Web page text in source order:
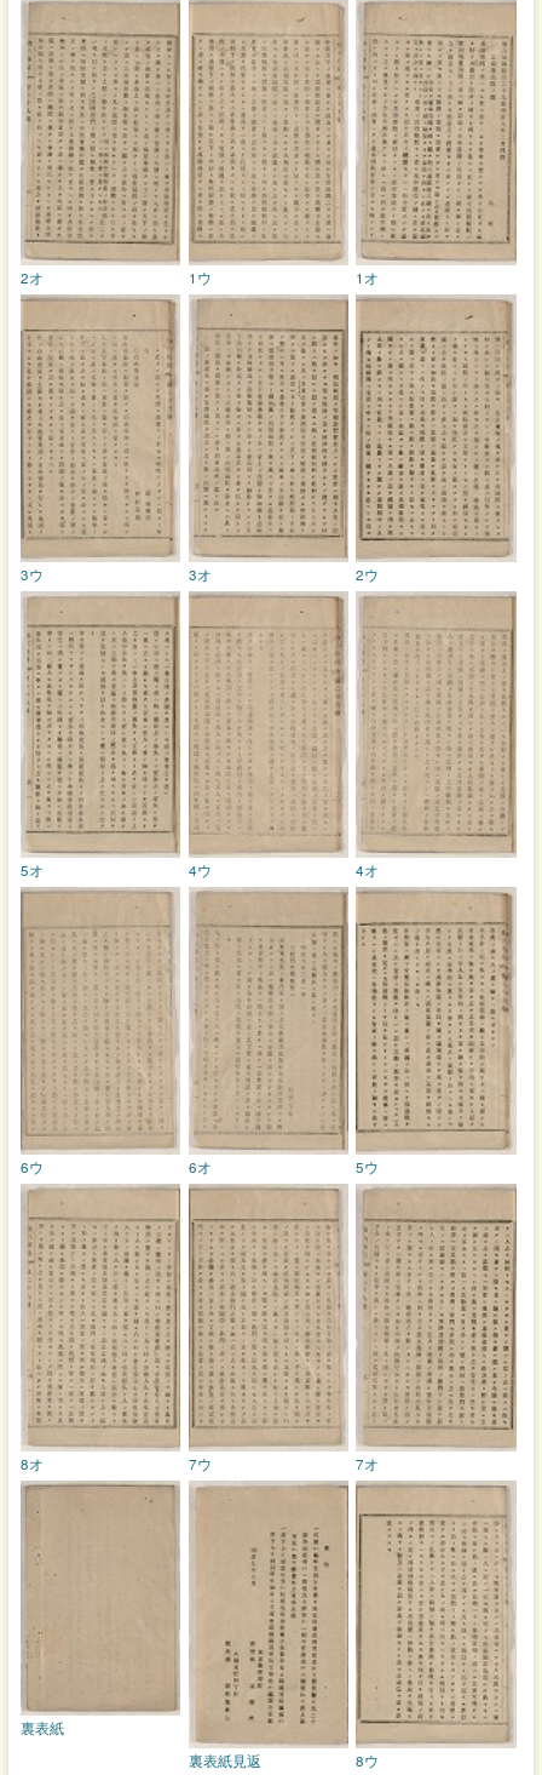
1オ
1ウ
2オ
2ウ
3オ
3ウ
4オ
4ウ
5オ
5ウ
6オ
6ウ
7オ
7ウ
8オ
8ウ
裏表紙見返
裏表紙